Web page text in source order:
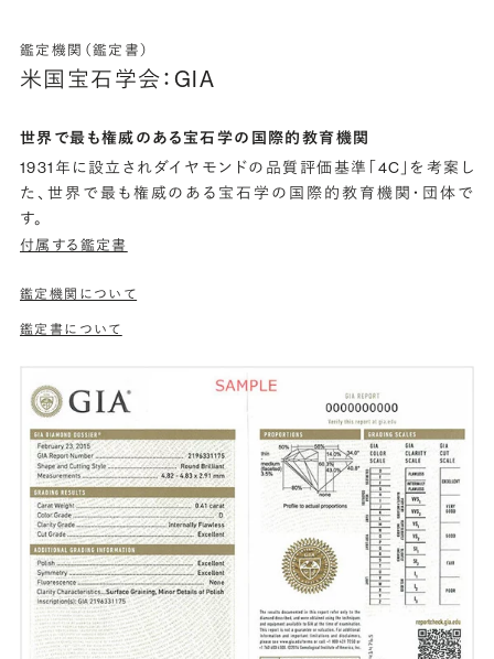
鑑定機関（鑑定書）
米国宝石学会：GIA
世界で最も権威のある宝石学の国際的教育機関
1931年に設立されダイヤモンドの品質評価基準「4C」を考案し
た、世界で最も権威のある宝石学の国際的教育機関・団体で
す。
付属する鑑定書
鑑定機関について
鑑定書について